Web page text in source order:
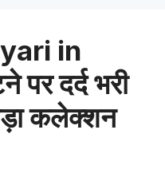
in
दर्द भरी
कलेक्शन